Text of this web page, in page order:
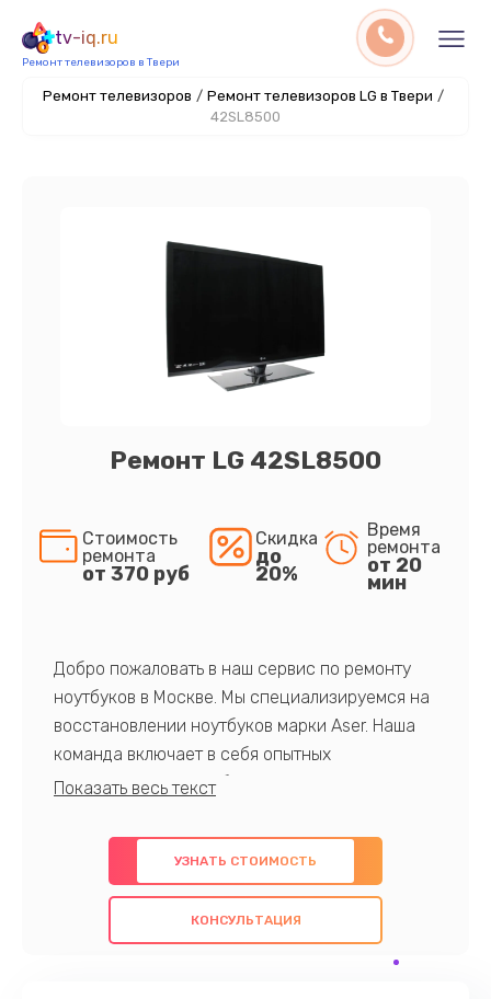
tv-iq.ru
Ремонт телевизоров в Твери
Ремонт телевизоров / Ремонт телевизоров LG в Твери /
42SL8500
Ремонт LG 42SL8500
Стоимость
ремонта
от 370 руб
Скидка
до
20%
Время
ремонта
от 20
мин
Добро пожаловать в наш сервис по ремонту
ноутбуков в Москве. Мы специализируемся на
восстановлении ноутбуков марки Aser. Наша
команда включает в себя опытных
профессионалов с обширными знаниями и
предлагаем быстрый и качественный ремонт с
использованием оригинальных компонентов, а
также гарантируем качество всех
проведенных работ. Наша цель - предоставить
УЗНАТЬ СТОИМОСТЬ
КОНСУЛЬТАЦИЯ